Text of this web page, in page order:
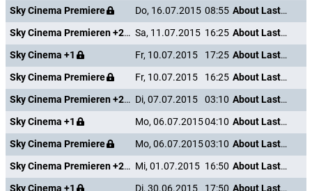
Sky Cinema Premiere
Do, 16.07.2015 08:55
About Last Night
Sky Cinema Premieren +24 Sa, 11.07.2015 16:25
About Last Night
Sky Cinema +1
Fr, 10.07.2015 17:25
About Last Night
Sky Cinema Premiere
Fr, 10.07.2015 16:25
About Last Night
Sky Cinema Premieren +24 Di, 07.07.2015 03:10
About Last Night
Sky Cinema +1
Mo, 06.07.201504:10
About Last Night
Sky Cinema Premiere
Mo, 06.07.201503:10
About Last Night
Sky Cinema Premieren +24 Mi, 01.07.2015 16:50
About Last Night
Sky Cinema +1
Di, 30.06.2015 17:50 About Last Night